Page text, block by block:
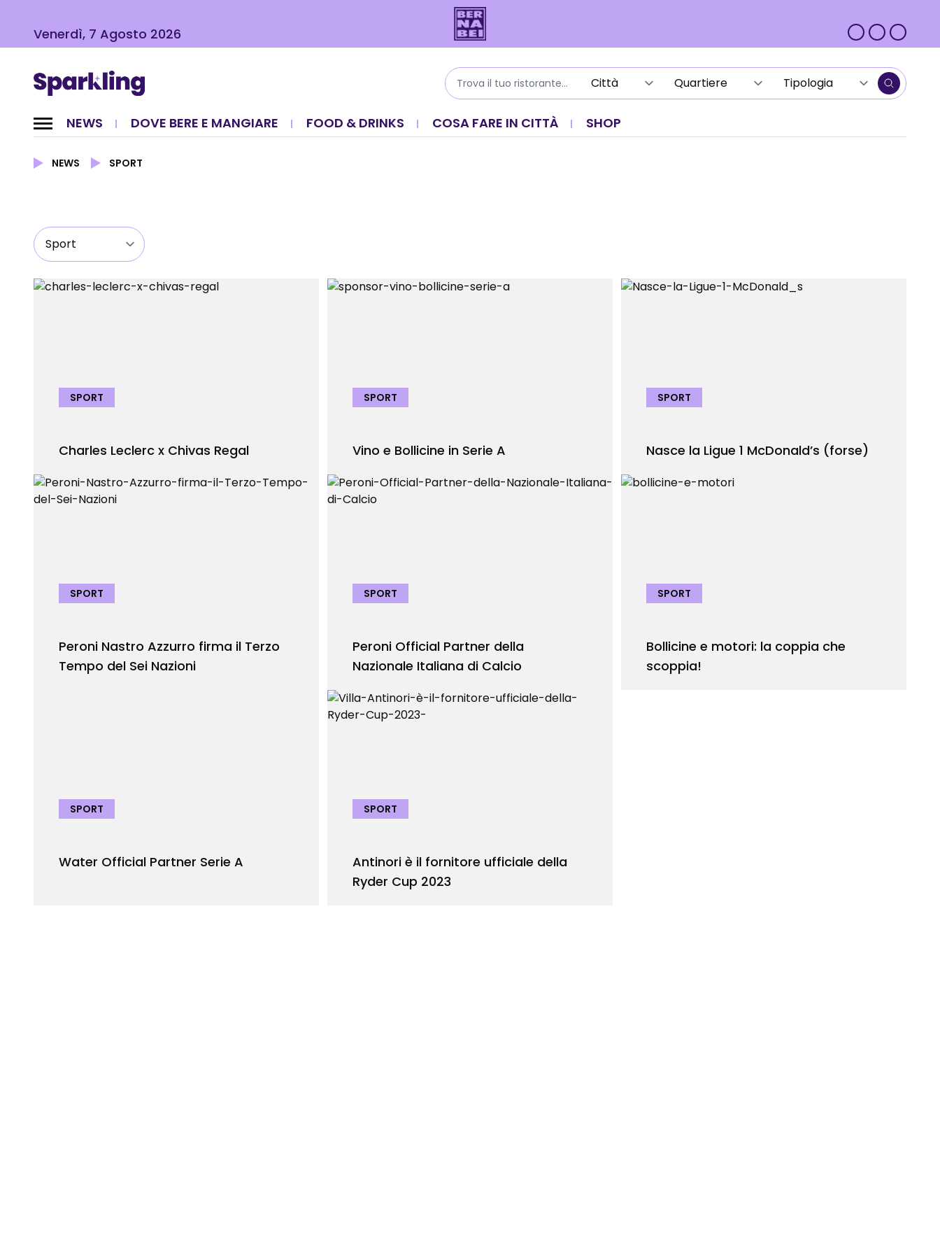
Venerdì, 7 Agosto 2026
NEWS DOVE BERE E MANGIARE FOOD & DRINKS COSA FARE IN CITTÀ SHOP
NEWS SPORT
SPORT
Charles Leclerc x Chivas Regal
SPORT
Vino e Bollicine in Serie A
SPORT
Nasce la Ligue 1 McDonald’s (forse)
SPORT
Peroni Nastro Azzurro firma il Terzo
Tempo del Sei Nazioni
SPORT
Peroni Official Partner della
Nazionale Italiana di Calcio
SPORT
Bollicine e motori: la coppia che
scoppia!
SPORT
Water Official Partner Serie A
SPORT
Antinori è il fornitore ufficiale della
Ryder Cup 2023